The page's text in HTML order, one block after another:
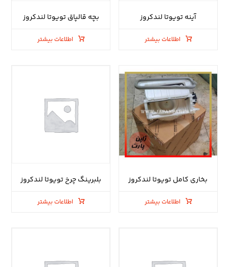
آینه تویوتا لندکروز
اطلاعات بیشتر
بچه قالپاق تویوتا لندکروز
اطلاعات بیشتر
بخاری کامل تویوتا لندکروز
اطلاعات بیشتر
بلبرینگ چرخ تویوتا لندکروز
اطلاعات بیشتر